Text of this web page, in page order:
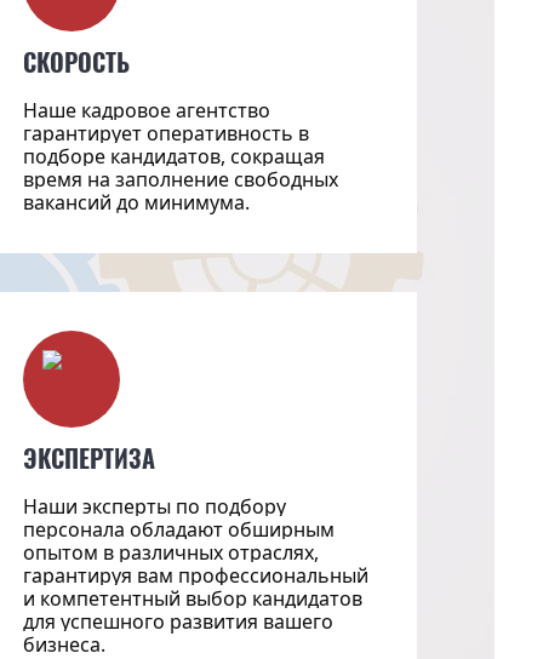
СКОРОСТЬ
Наше кадровое агентство
гарантирует оперативность в
подборе кандидатов, сокращая
время на заполнение свободных
вакансий до минимума.
ЭКСПЕРТИЗА
Наши эксперты по подбору
персонала обладают обширным
опытом в различных отраслях,
гарантируя вам профессиональный
и компетентный выбор кандидатов
для успешного развития вашего
бизнеса.